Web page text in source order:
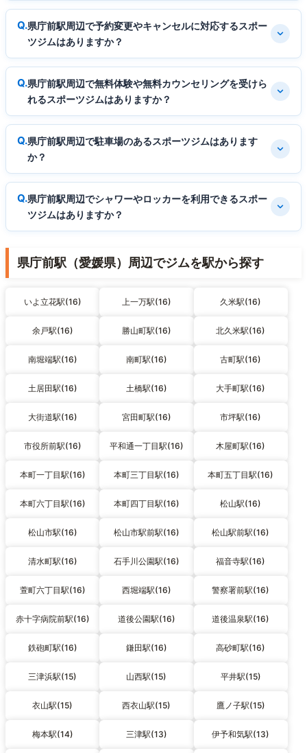
県庁前駅周辺で予約変更やキャンセルに対応するスポー
ツジムはありますか？
県庁前駅周辺で無料体験や無料カウンセリングを受けら
れるスポーツジムはありますか？
県庁前駅周辺で駐車場のあるスポーツジムはあります
か？
県庁前駅周辺でシャワーやロッカーを利用できるスポー
ツジムはありますか？
県庁前駅（愛媛県）周辺でジムを駅から探す
いよ立花駅(16) 上一万駅(16) 久米駅(16)
余戸駅(16) 勝山町駅(16) 北久米駅(16)
南堀端駅(16) 南町駅(16) 古町駅(16)
土居田駅(16) 土橋駅(16) 大手町駅(16)
大街道駅(16) 宮田町駅(16) 市坪駅(16)
市役所前駅(16) 平和通一丁目駅(16) 木屋町駅(16)
本町一丁目駅(16) 本町三丁目駅(16) 本町五丁目駅(16)
本町六丁目駅(16) 本町四丁目駅(16) 松山駅(16)
松山市駅(16) 松山市駅前駅(16) 松山駅前駅(16)
清水町駅(16) 石手川公園駅(16) 福音寺駅(16)
萱町六丁目駅(16) 西堀端駅(16) 警察署前駅(16)
赤十字病院前駅(16) 道後公園駅(16) 道後温泉駅(16)
鉄砲町駅(16) 鎌田駅(16) 高砂町駅(16)
三津浜駅(15) 山西駅(15) 平井駅(15)
衣山駅(15) 西衣山駅(15) 鷹ノ子駅(15)
梅本駅(14) 三津駅(13) 伊予和気駅(13)